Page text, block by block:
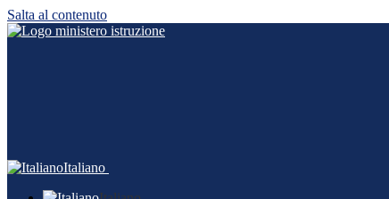
Salta al contenuto
Italiano